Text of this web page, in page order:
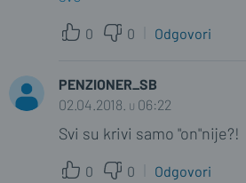
0 0 Odgovori
PENZIONER_SB
02.04.2018. u 06:22
Svi su krivi samo "on"nije?!
0 0 Odgovori